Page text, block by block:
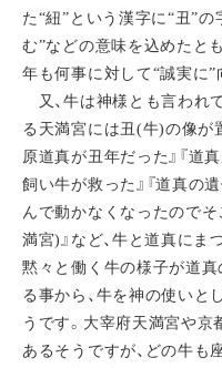
た“紐”という漢字に“丑”の
む”などの意味を込めたと
年も何事に対して“誠実に”
又、牛は神様とも言われ
る天満宮には丑(牛)の像が
原道真が丑年だった』『道
飼い牛が救った』『道真の
んで動かなくなったので
満宮)』など、牛と道真にま
黙々と働く牛の様子が道
る事から、牛を神の使いと
うです。大宰府天満宮や
あるそうですが、どの牛も